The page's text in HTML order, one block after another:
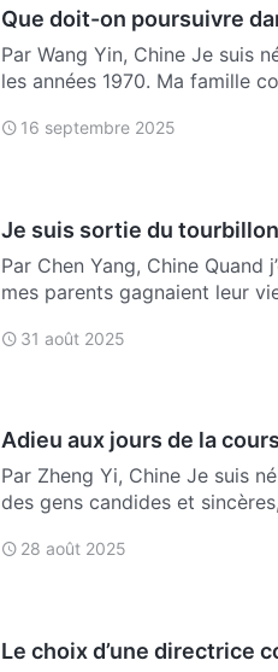
Que doit-on poursuivre
Par Wang Yin, Chine Je suis
les années 1970. Ma famille
16 septembre 2025
Je suis sortie du
Par Chen Yang, Chine
mes parents gagnaient leur
31 août 2025
Adieu aux jours de la
Par Zheng Yi, Chine Je suis
des gens candides et
28 août 2025
Le choix d’une directrice